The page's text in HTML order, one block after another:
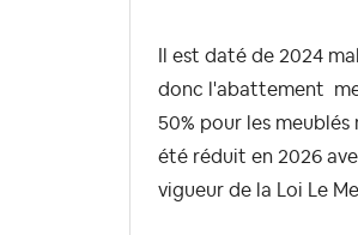
Il est daté de 2024
donc l'abattement
50% pour les meublés
été réduit en 2026
vigueur de la Loi Le